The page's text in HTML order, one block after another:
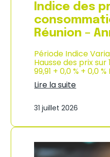
2
0
2
6
Indice des
Réunion –
Période Indice
Hausse des prix sur
99,91 + 0,0 % + 0,0
Lire la suite
n
i
e
31 juillet 2026